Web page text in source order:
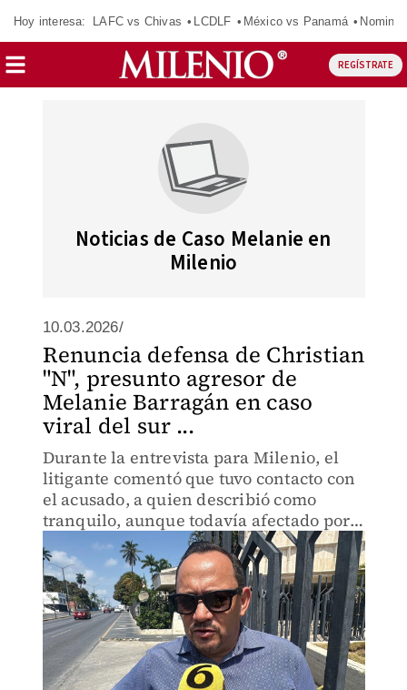
Hoy interesa: LAFC vs Chivas LCDLF México vs Panamá
REGÍSTRATE
Noticias de Caso Melanie en
Milenio
10.03.2026/
Renuncia defensa de Christian
"N", presunto agresor de
Melanie Barragán en caso
viral del sur ...
Durante la entrevista para Milenio, el
litigante comentó que tuvo contacto con
el acusado, a quien describió como
tranquilo, aunque todavía afectado por
la situación legal que enfrenta